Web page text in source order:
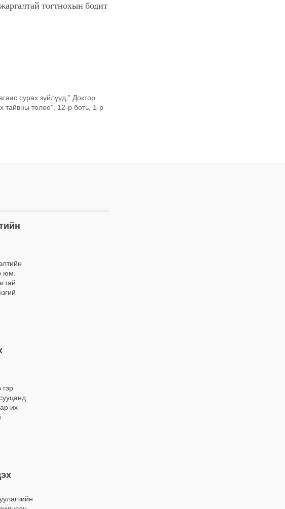
тогтнохын бодит
сурах зүйлүүд," Доктор
тайвны төлөө”, 12-р боть, 1-р
юм.
гэр
их